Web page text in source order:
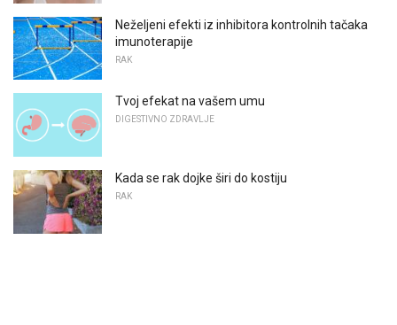
Neželjeni efekti iz inhibitora kontrolnih tačaka
imunoterapije
RAK
Tvoj efekat na vašem umu
DIGESTIVNO ZDRAVLJE
Kada se rak dojke širi do kostiju
RAK